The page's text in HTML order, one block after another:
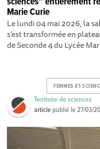
Marie Curie
Le lundi 04 mai 2026, la
s’est transformée en
de Seconde 4 du Lycée
FEMMES-ET-
Territoire de sciences
article publié le27/03/